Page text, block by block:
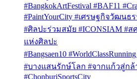
#BangkokArtFestival #BAF11
#PaintYourCity #เศรษฐกิจวัฒนธร
#ศิลปะร่วมสมัย #ICONSIAM #สศ
แห่งศิลปะ
#Bangsaen10
#บางแสนรักษ์โลก #จากแก้วสู่กล้า
#ChonburiSportsCity